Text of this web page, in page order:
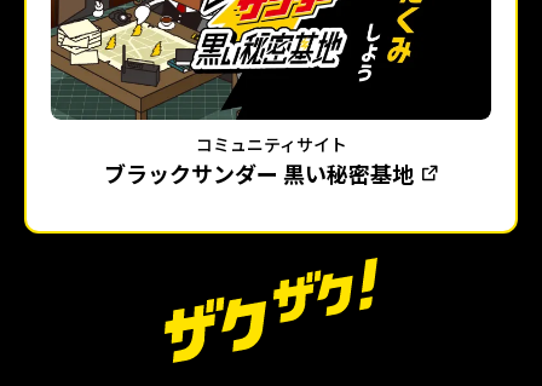
コミュニティサイト
ブラックサンダー 黒い秘密基地